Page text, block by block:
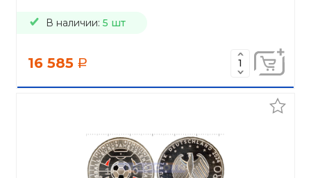
В наличии: 5 шт
16 585 a